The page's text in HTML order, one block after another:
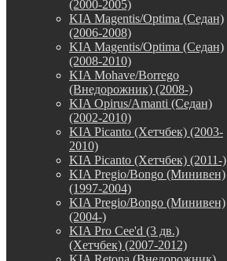
(2000-2005)
KIA Magentis/Optima (Седан)
(2006-2008)
KIA Magentis/Optima (Седан)
(2008-2010)
KIA Mohave/Borrego
(Внедорожник) (2008-)
KIA Opirus/Amanti (Седан)
(2002-2010)
KIA Picanto (Хетчбек) (2003-
2010)
KIA Picanto (Хетчбек) (2011-)
KIA Pregio/Bongo (Минивен)
(1997-2004)
KIA Pregio/Bongo (Минивен)
(2004-)
KIA Pro Cee'd (3 дв.)
(Хетчбек) (2007-2012)